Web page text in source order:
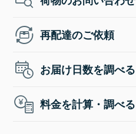
再配達のご依頼
お届け日数を調べる
料金を計算・調べる